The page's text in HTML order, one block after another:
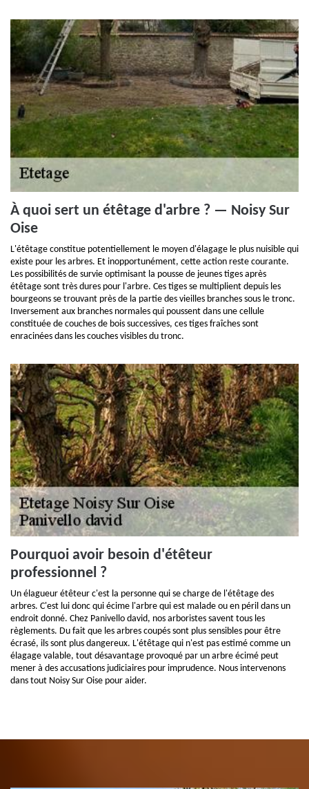
À quoi sert un étêtage d'arbre ? — Noisy Sur
Oise
L'étêtage constitue potentiellement le moyen d'élagage le plus nuisible qui
existe pour les arbres. Et inopportunément, cette action reste courante.
Les possibilités de survie optimisant la pousse de jeunes tiges après
étêtage sont très dures pour l'arbre. Ces tiges se multiplient depuis les
bourgeons se trouvant près de la partie des vieilles branches sous le tronc.
Inversement aux branches normales qui poussent dans une cellule
constituée de couches de bois successives, ces tiges fraîches sont
enracinées dans les couches visibles du tronc.
Pourquoi avoir besoin d'étêteur
professionnel ?
Un élagueur étêteur c'est la personne qui se charge de l'étêtage des
arbres. C'est lui donc qui écime l'arbre qui est malade ou en péril dans un
endroit donné. Chez Panivello david, nos arboristes savent tous les
règlements. Du fait que les arbres coupés sont plus sensibles pour être
écrasé, ils sont plus dangereux. L'étêtage qui n'est pas estimé comme un
élagage valable, tout désavantage provoqué par un arbre écimé peut
mener à des accusations judiciaires pour imprudence. Nous intervenons
dans tout Noisy Sur Oise pour aider.